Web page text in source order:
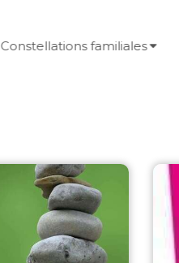
Constellations familiales